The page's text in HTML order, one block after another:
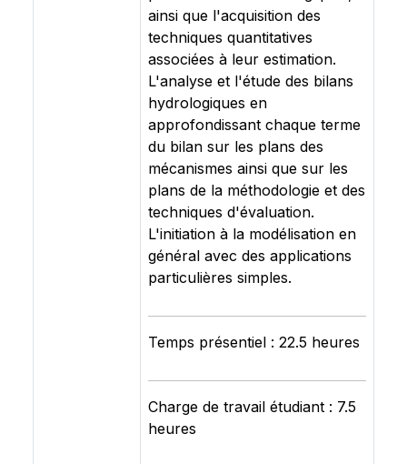
ainsi que l'acquisition des
techniques quantitatives
associées à leur estimation.
L'analyse et l'étude des bilans
hydrologiques en
approfondissant chaque terme
du bilan sur les plans des
mécanismes ainsi que sur les
plans de la méthodologie et des
techniques d'évaluation.
L'initiation à la modélisation en
général avec des applications
particulières simples.
Temps présentiel : 22.5 heures
Charge de travail étudiant : 7.5
heures